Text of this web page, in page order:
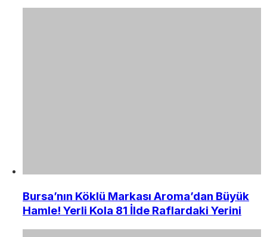
Bursa’nın Köklü Markası Aroma’dan Büyük
Hamle! Yerli Kola 81 İlde Raflardaki Yerini